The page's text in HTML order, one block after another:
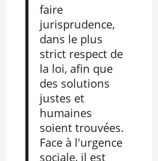
faire
jurisprudence,
dans le plus
strict respect de
la loi, afin que
des solutions
justes et
humaines
soient trouvées.
Face à l'urgence
sociale, il est